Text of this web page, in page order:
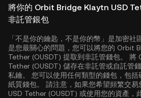
將你的 Orbit Bridge Klaytn USD
非託管銀包
「不是你的鑰匙，不是你的幣」是加密社
是您最關心的問題，您可以將您的 Orbit
Tether (OUSDT) 提取到非託管錢包。
Tether (OUSDT) 儲存在非託管或自託管
私鑰。 您可以使用任何類型的錢包，包
紙質錢包。 請注意，如果您希望頻繁交
USD Tether (OUSDT) 或使用您的資產，